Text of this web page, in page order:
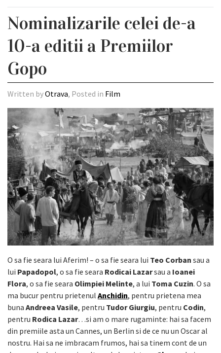
Nominalizarile celei de-a
10-a editii a Premiilor
Gopo
Written byOtrava, Posted in Film
O sa fie seara lui Aferim! – o sa fie seara lui Teo Corban sau a
lui Papadopol, o sa fie seara Rodicai Lazarsau a Ioanei
Flora, o sa fie seara Olimpiei Melinte, a lui Toma Cuzin. O sa
ma bucur pentru prietenul Anchidin, pentru prietena mea
buna Andreea Vasile, pentru Tudor Giurgiu, pentru Codin,
pentru Rodica Lazar…si am o mare rugaminte: hai sa facem
din premiile asta un Cannes, un Berlin si de ce nu un Oscar al
nostru. Hai sa ne imbracam frumos, hai sa tinem cont de un